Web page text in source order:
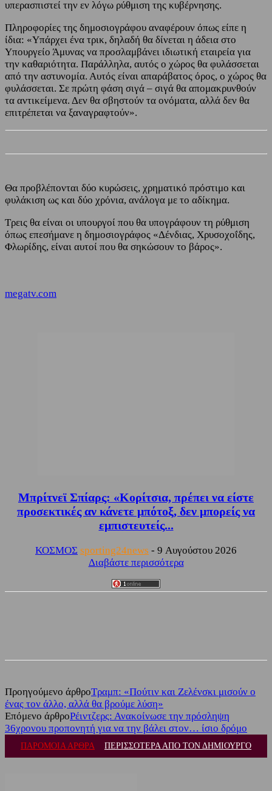
υπερασπιστεί την εν λόγω ρύθμιση της κυβέρνησης.
Πληροφορίες της δημοσιογράφου αναφέρουν όπως είπε η
ίδια: «Υπάρχει ένα τρικ, δηλαδή θα δίνεται η άδεια στο
Υπουργείο Άμυνας να προσλαμβάνει ιδιωτική εταιρεία για
την καθαριότητα. Παράλληλα, αυτός ο χώρος θα φυλάσσεται
από την αστυνομία. Αυτός είναι απαράβατος όρος, ο χώρος θα
φυλάσσεται. Σε πρώτη φάση σιγά – σιγά θα απομακρυνθούν
τα αντικείμενα. Δεν θα σβηστούν τα ονόματα, αλλά δεν θα
επιτρέπεται να ξαναγραφτούν».
Θα προβλέπονται δύο κυρώσεις, χρηματικό πρόστιμο και
φυλάκιση ως και δύο χρόνια, ανάλογα με το αδίκημα.
Τρεις θα είναι οι υπουργοί που θα υπογράφουν τη ρύθμιση
όπως επεσήμανε η δημοσιογράφος «Δένδιας, Χρυσοχοΐδης,
Φλωρίδης, είναι αυτοί που θα σηκώσουν το βάρος».
megatv.com
Μπρίτνεϊ Σπίαρς: «Κορίτσια, πρέπει να είστε
προσεκτικές αν κάνετε μπότοξ, δεν μπορείς να
εμπιστευτείς...
ΚΟΣΜΟΣ sporting24news - 9 Αυγούστου 2026
Διαβάστε περισσότερα
Προηγούμενο άρθροΤραμπ: «Πούτιν και Ζελένσκι μισούν ο
ένας τον άλλο, αλλά θα βρούμε λύση»
Επόμενο άρθροΡέιντζερς: Ανακοίνωσε την πρόσληψη
36χρονου προπονητή για να την βάλει στον… ίσιο δρόμο
ΠΑΡΟΜΟΙΑ ΑΡΘΡΑ ΠΕΡΙΣΣΟΤΕΡΑ ΑΠΟ ΤΟΝ ΔΗΜΙΟΥΡΓΟ